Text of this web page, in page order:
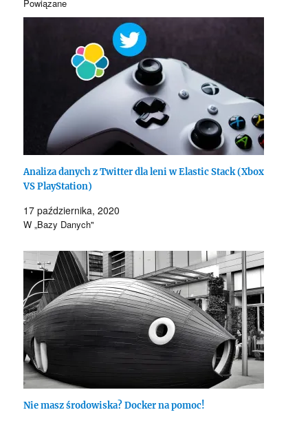
Powiązane
Analiza danych z Twitter dla leni w Elastic Stack (Xbox
VS PlayStation)
17 października, 2020
W „Bazy Danych"
Nie masz środowiska? Docker na pomoc!